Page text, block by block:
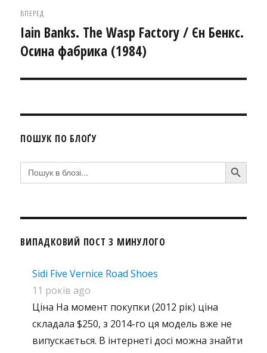
ВПЕРЕД
Наступний
запис:
Iain Banks. The Wasp Factory / Єн Бенкс.
Осина фабрика (1984)
ПОШУК ПО БЛОҐУ
Search
for:
SEARCH BUTTON
ВИПАДКОВИЙ ПОСТ З МИНУЛОГО
Sidi Five Vernice Road Shoes
11 років ago
Ціна На момент покупки (2012 рік) ціна
складала $250, з 2014-го ця модель вже не
випускається. В інтернеті досі можна знайти